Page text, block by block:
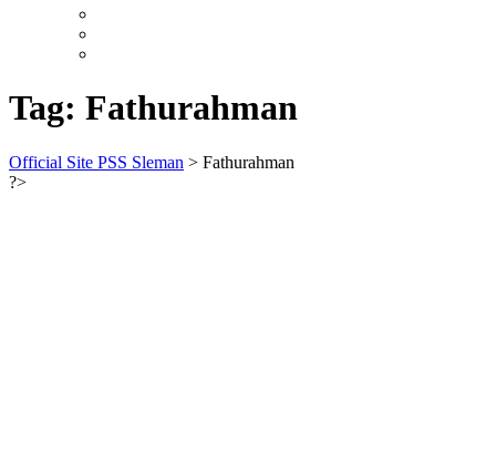
Tag: Fathurahman
Official Site PSS Sleman > Fathurahman
?>